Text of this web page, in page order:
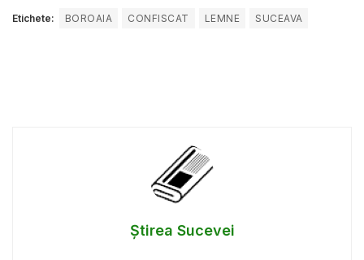
Etichete: BOROAIA CONFISCAT LEMNE SUCEAVA
Știrea Sucevei